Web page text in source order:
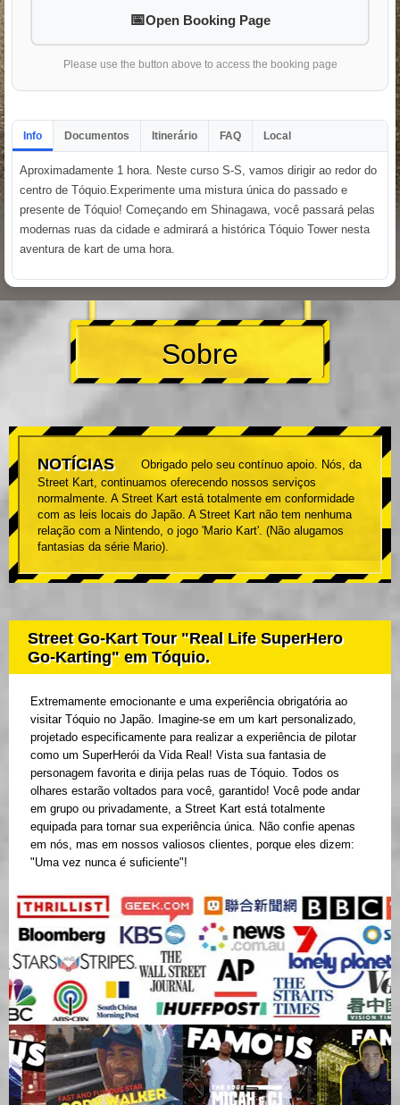
Open Booking Page
Please use the button above to access the booking page
Info Documentos Itinerário FAQ Local
Aproximadamente 1 hora. Neste curso S-S, vamos dirigir ao redor do
centro de Tóquio.Experimente uma mistura única do passado e
presente de Tóquio! Começando em Shinagawa, você passará pelas
modernas ruas da cidade e admirará a histórica Tóquio Tower nesta
aventura de kart de uma hora.
Sobre
NOTÍCIAS
Obrigado pelo seu contínuo apoio. Nós, da
Street Kart, continuamos oferecendo nossos serviços
normalmente. A Street Kart está totalmente em conformidade
com as leis locais do Japão. A Street Kart não tem nenhuma
relação com a Nintendo, o jogo 'Mario Kart'. (Não alugamos
fantasias da série Mario).
Street Go-Kart Tour "Real Life SuperHero
Go-Karting" em Tóquio.
Extremamente emocionante e uma experiência obrigatória ao
visitar Tóquio no Japão. Imagine-se em um kart personalizado,
projetado especificamente para realizar a experiência de pilotar
como um SuperHerói da Vida Real! Vista sua fantasia de
personagem favorita e dirija pelas ruas de Tóquio. Todos os
olhares estarão voltados para você, garantido! Você pode andar
em grupo ou privadamente, a Street Kart está totalmente
equipada para tornar sua experiência única. Não confie apenas
em nós, mas em nossos valiosos clientes, porque eles dizem:
"Uma vez nunca é suficiente"!